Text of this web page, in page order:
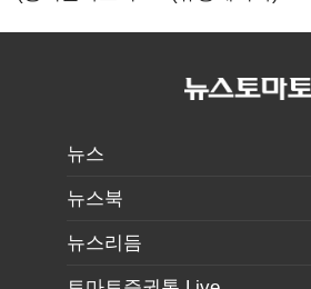
바로 매출로
3분의 1 토막…
비용부터 챙긴다
뉴스
뉴스북
뉴스리듬